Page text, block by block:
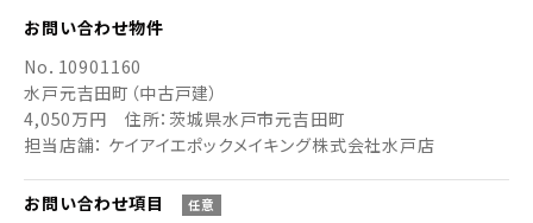
お問い合わせ物件
No． 10901160
水戸元吉田町（中古戸建）
4,050万円 住所：茨城県水戸市元吉田町
担当店舗： ケイアイエポックメイキング株式会社水戸店
お問い合わせ項目 任意